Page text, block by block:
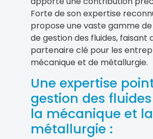
Forte de son expertise
propose une vaste gamme
de gestion des fluides, faisant
partenaire clé pour les
mécanique et de métallurgie.
Une expertise
gestion des
la mécanique et la
métallurgie :